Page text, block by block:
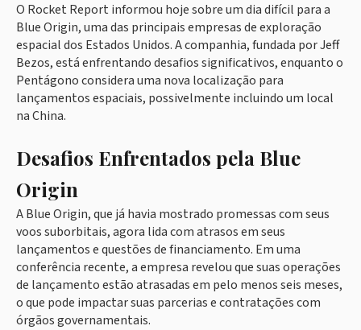
O Rocket Report informou hoje sobre um dia difícil para a
Blue Origin, uma das principais empresas de exploração
espacial dos Estados Unidos. A companhia, fundada por Jeff
Bezos, está enfrentando desafios significativos, enquanto o
Pentágono considera uma nova localização para
lançamentos espaciais, possivelmente incluindo um local
na China.
Desafios Enfrentados pela Blue
Origin
A Blue Origin, que já havia mostrado promessas com seus
voos suborbitais, agora lida com atrasos em seus
lançamentos e questões de financiamento. Em uma
conferência recente, a empresa revelou que suas operações
de lançamento estão atrasadas em pelo menos seis meses,
o que pode impactar suas parcerias e contratações com
órgãos governamentais.